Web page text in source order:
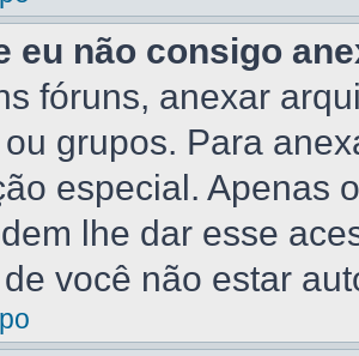
eu não consigo
fóruns, anexar
grupos. Para
especial. Apenas
lhe dar esse
você não estar